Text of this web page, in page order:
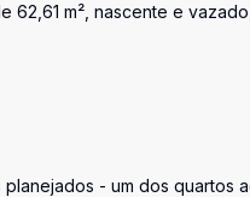
62,61 m², nascente e
- um dos